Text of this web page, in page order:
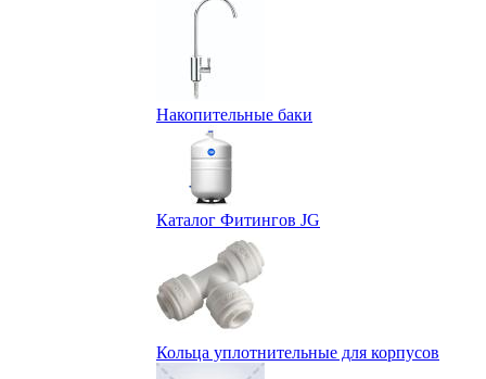
Накопительные баки
Каталог Фитингов JG
Кольца уплотнительные для корпусов